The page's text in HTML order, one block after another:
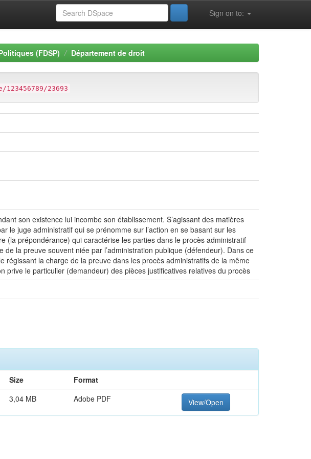
Sign on to:
(FDSP) Département de droit
23693
son existence lui incombe son établissement. S’agissant des matières
le juge administratif qui se prénomme sur l’action en se basant sur les
(la prépondérance) qui caractérise les parties dans le procès administratif
la preuve souvent niée par l’administration publique (défendeur). Dans ce
la charge de la preuve dans les procès administratifs de la même
prive le particulier (demandeur) des pièces justificatives relatives du procès
Size
Format
3,04 MB Adobe PDF View/Open